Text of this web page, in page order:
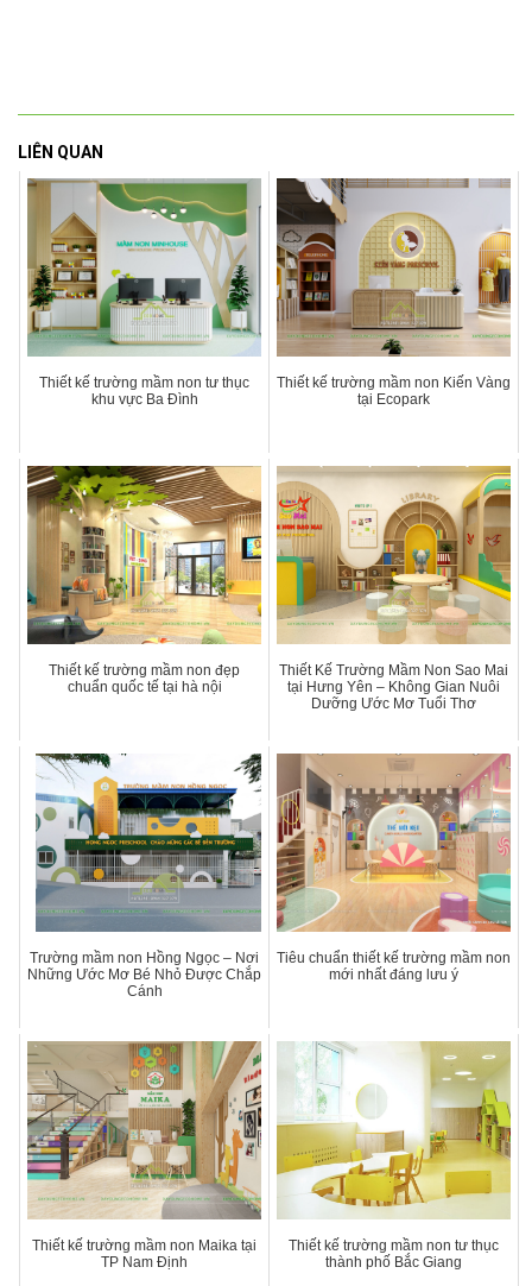
LIÊN QUAN
Thiết kế trường mầm non tư thục
khu vực Ba Đình
Thiết kế trường mầm non Kiến Vàng
tại Ecopark
Thiết kế trường mầm non đẹp
chuẩn quốc tế tại hà nội
Thiết Kế Trường Mầm Non Sao Mai
tại Hưng Yên – Không Gian Nuôi
Dưỡng Ước Mơ Tuổi Thơ
Trường mầm non Hồng Ngọc – Nơi
Những Ước Mơ Bé Nhỏ Được Chắp
Cánh
Tiêu chuẩn thiết kế trường mầm non
mới nhất đáng lưu ý
Thiết kế trường mầm non Maika tại
TP Nam Định
Thiết kế trường mầm non tư thục
thành phố Bắc Giang